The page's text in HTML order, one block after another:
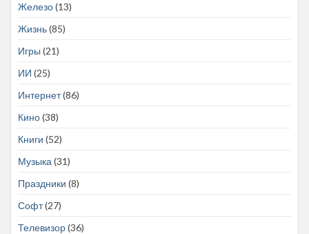
Железо(13)
Жизнь(85)
Игры (21)
ИИ (25)
Интернет(86)
Кино(38)
Книги (52)
Музыка(31)
Праздники (8)
Софт(27)
Телевизор(36)